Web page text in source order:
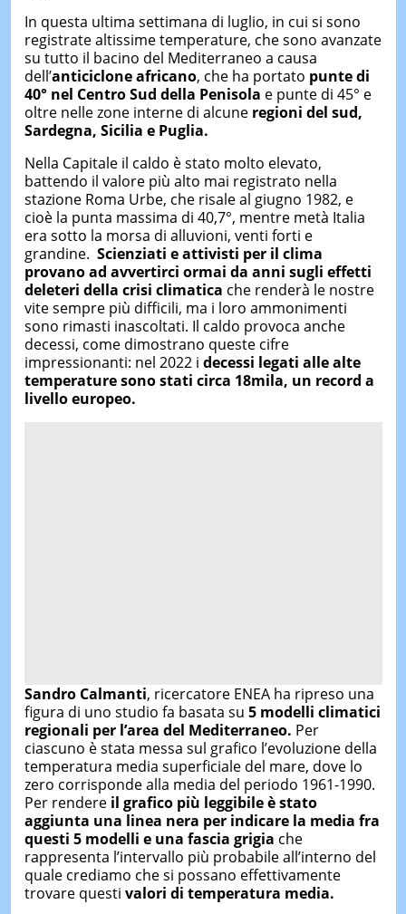
In questa ultima settimana di luglio, in cui si sono
registrate altissime temperature, che sono avanzate
su tutto il bacino del Mediterraneo a causa
dell’anticiclone africano, che ha portato punte di
40° nel Centro Sud della Penisola e punte di 45° e
oltre nelle zone interne di alcune regioni del sud,
Sardegna, Sicilia e Puglia.
Nella Capitale il caldo è stato molto elevato,
battendo il valore più alto mai registrato nella
stazione Roma Urbe, che risale al giugno 1982, e
cioè la punta massima di 40,7°, mentre metà Italia
era sotto la morsa di alluvioni, venti forti e
grandine. Scienziati e attivisti per il clima
provano ad avvertirci ormai da anni sugli effetti
deleteri della crisi climatica che renderà le nostre
vite sempre più difficili, ma i loro ammonimenti
sono rimasti inascoltati. Il caldo provoca anche
decessi, come dimostrano queste cifre
impressionanti: nel 2022 i decessi legati alle alte
temperature sono stati circa 18mila, un record a
livello europeo.
Sandro Calmanti, ricercatore ENEA ha ripreso una
figura di uno studio fa basata su 5 modelli climatici
regionali per l’area del Mediterraneo. Per
ciascuno è stata messa sul grafico l’evoluzione della
temperatura media superficiale del mare, dove lo
zero corrisponde alla media del periodo 1961-1990.
Per rendereil grafico più leggibile è stato
aggiunta una linea nera per indicare la media fra
questi 5 modelli e una fascia grigia che
rappresenta l’intervallo più probabile all’interno del
quale crediamo che si possano effettivamente
trovare questi valori di temperatura media.